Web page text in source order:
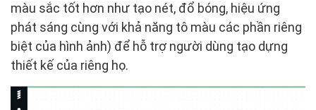
màu sắc tốt hơn như tạo nét, đổ bóng, hiệu ứng
phát sáng cùng với khả năng tô màu các phần riêng
biệt của hình ảnh) để hỗ trợ người dùng tạo dựng
thiết kế của riêng họ.